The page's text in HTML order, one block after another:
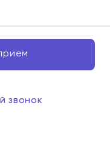
звонок